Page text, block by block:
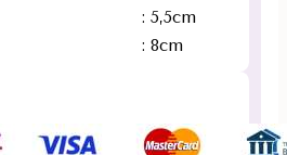
: 5,5cm
: 8cm